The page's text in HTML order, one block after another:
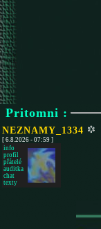
Pritomni :
NEZNAMY_1334
[ 6.8.2026 - 07:59 ]
info
profil
přátelé
auditka
chat
texty